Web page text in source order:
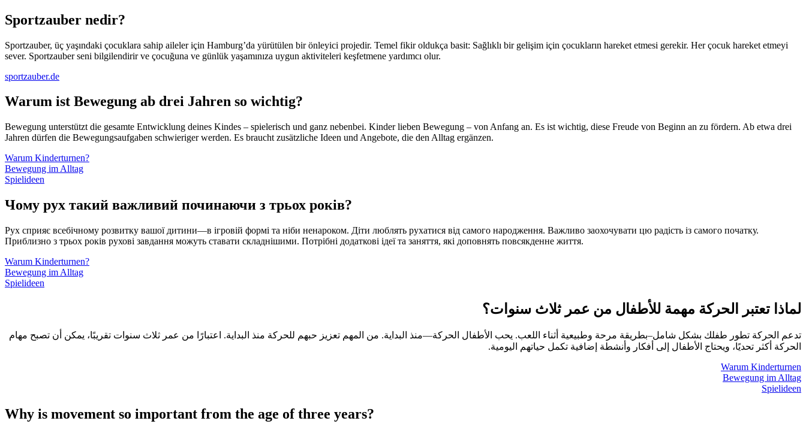
Sportzauber nedir?
Sportzauber, üç yaşındaki çocuklara sahip aileler için Hamburg’da yürütülen bir önleyici projedir. Temel fikir oldukça basit: Sağlıklı bir gelişim için çocukların hareket etmesi gerekir. Her çocuk hareket etmeyi
sever. Sportzauber seni bilgilendirir ve çocuğuna ve günlük yaşamınıza uygun aktiviteleri keşfetmene yardımcı olur.
sportzauber.de
Warum ist Bewegung ab drei Jahren so wichtig?
Bewegung unterstützt die gesamte Entwicklung deines Kindes – spielerisch und ganz nebenbei. Kinder lieben Bewegung – von Anfang an. Es ist wichtig, diese Freude von Beginn an zu fördern. Ab etwa drei
Jahren dürfen die Bewegungsaufgaben schwieriger werden. Es braucht zusätzliche Ideen und Angebote, die den Alltag ergänzen.
Warum Kinderturnen?
Bewegung im Alltag
Spielideen
Чому рух такий важливий починаючи з трьох років?
Рух сприяє всебічному розвитку вашої дитини—в ігровій формі та ніби ненароком. Діти люблять рухатися від самого народження. Важливо заохочувати цю радість із самого початку.
Приблизно з трьох років рухові завдання можуть ставати складнішими. Потрібні додаткові ідеї та заняття, які доповнять повсякденне життя.
Warum Kinderturnen?
Bewegung im Alltag
Spielideen
لماذا تعتبر الحركة مهمة للأطفال من عمر ثلاث سنوات؟
تدعم الحركة تطور طفلك بشكل شامل–بطريقة مرحة وطبيعية أثناء اللعب. يحب الأطفال الحركة—منذ البداية. من المهم تعزيز حبهم للحركة منذ البداية. اعتبارًا من عمر ثلاث سنوات تقريبًا، يمكن أن تصبح مهام
الحركة أكثر تحديًا، ويحتاج الأطفال إلى أفكار وأنشطة إضافية تكمل حياتهم اليومية.
Warum Kinderturnen
Bewegung im Alltag
Spielideen
Why is movement so important from the age of three years?